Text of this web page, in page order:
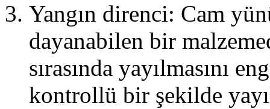
Yangın direnci: Cam
dayanabilen bir
sırasında yayılmasını
kontrollü bir şekilde